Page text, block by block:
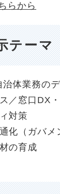
らから
テーマ
治体業務の
／窓⼝DX
対策
化（ガバメ
の育成